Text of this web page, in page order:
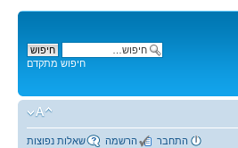
חיפוש מתקדם
שאלות נפוצות הרשמה התחבר